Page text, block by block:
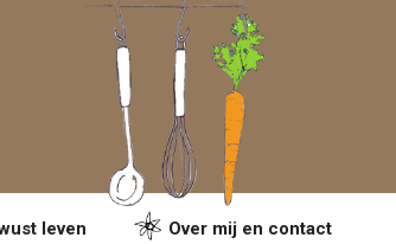
leven Over mij en contact